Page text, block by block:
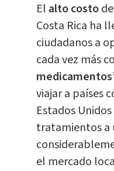
El altocosto
Costa Rica ha
ciudadanos a
cada vez más
medicamentos
viajar a países
Estados
tratamientos a
el mercado